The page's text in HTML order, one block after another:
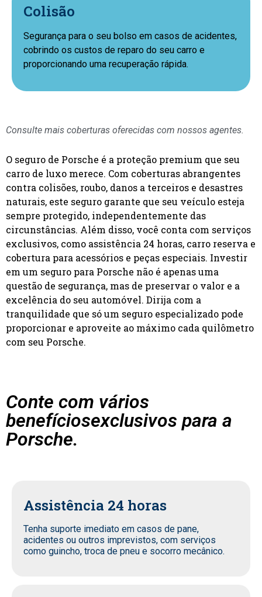
Colisão
Segurança para o seu bolso em casos de acidentes,
cobrindo os custos de reparo do seu carro e
proporcionando uma recuperação rápida.
Consulte mais coberturas oferecidas com nossos agentes.
O seguro de Porsche é a proteção premium que seu
carro de luxo merece. Com coberturas abrangentes
contra colisões, roubo, danos a terceiros e desastres
naturais, este seguro garante que seu veículo esteja
sempre protegido, independentemente das
circunstâncias. Além disso, você conta com serviços
exclusivos, como assistência 24 horas, carro reserva e
cobertura para acessórios e peças especiais. Investir
em um seguro para Porsche não é apenas uma
questão de segurança, mas de preservar o valor e a
excelência do seu automóvel. Dirija com a
tranquilidade que só um seguro especializado pode
proporcionar e aproveite ao máximo cada quilômetro
com seu Porsche.
Conte com vários
benefíciosexclusivos para a
Porsche.
Assistência 24 horas
Tenha suporte imediato em casos de pane,
acidentes ou outros imprevistos, com serviços
como guincho, troca de pneu e socorro mecânico.